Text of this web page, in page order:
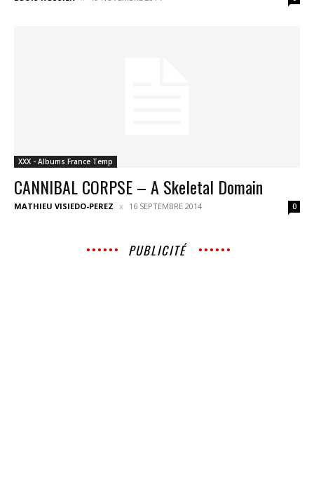
XXX - Albums France Temp
CANNIBAL CORPSE – A Skeletal Domain
MATHIEU VISIEDO-PEREZ 16 SEPTEMBRE 2014 0
PUBLICITÉ